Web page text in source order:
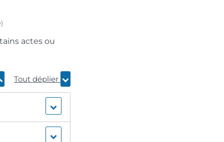
actes ou
Tout déplier